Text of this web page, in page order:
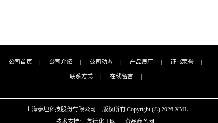
公司首页 公司介绍 公司动态 产品展厅 证书荣誉
联系方式 在线留言
上海泰坦科技股份有限公司 版权所有 Copyright (©) 2026 XML
技术支持： 盖德化工网 食品商务网